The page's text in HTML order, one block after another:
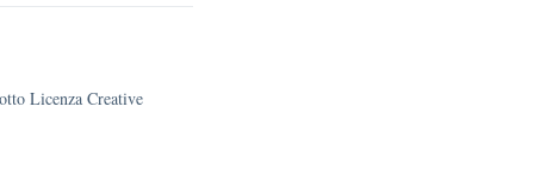
Licenza Creative